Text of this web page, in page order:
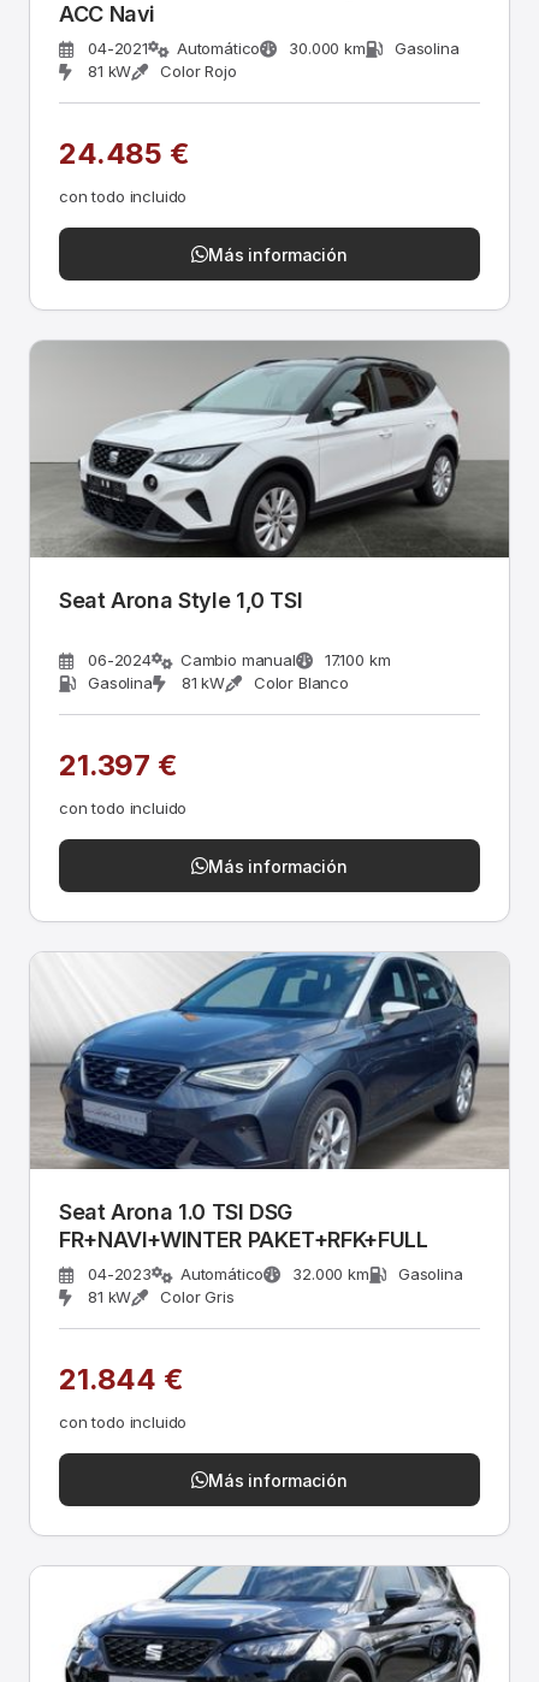
ACC Navi
04-2021 Automático 30.000 km
Gasolina
81 kW
Color Rojo
24.485 €
con todo incluido
Más información
Seat Arona Style 1,0 TSI
06-2024 Cambio manual
17.100 km
Gasolina
81 kW Color Blanco
21.397 €
con todo incluido
Más información
Seat Arona 1.0 TSI DSG
FR+NAVI+WINTER PAKET+RFK+FULL
04-2023 Automático 32.000 km
Gasolina
81 kW
Color Gris
21.844 €
con todo incluido
Más información